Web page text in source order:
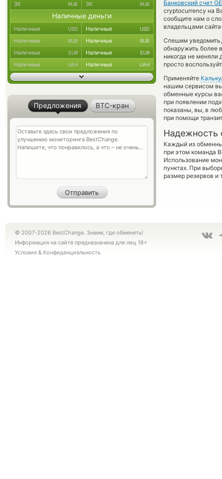
Банковский счет
cryptocurrency на
сообщите нам о
владельцами
Спешим
обнаружить более
никогда не
просто
Применяйте
нашим сервисом
обменные курсы
при появлении
показаны, вы, в
при помощи
Надежность
Каждый из
при этом команда
Использование
пунктах. При
размер резервов и
ЗК RUB ЗК RUB
Наличные деньги
Наличные USD Наличные USD
Наличные RUB Наличные RUB
Наличные EUR Наличные EUR
Наличные UAH Наличные UAH
Предложения BTC-кран
© 2007-2026 BestChange. Знаем, где обменять!
Информация на сайте предназначена для лиц 18+
Условия & Конфиденциальность